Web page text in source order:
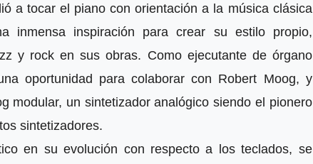
a tocar el piano con orientación a la música clásica
inmensa inspiración para crear su estilo propio,
y rock en sus obras. Como ejecutante de órgano
oportunidad para colaborar con Robert Moog, y
modular, un sintetizador analógico siendo el pionero
sintetizadores.
en su evolución con respecto a los teclados, se